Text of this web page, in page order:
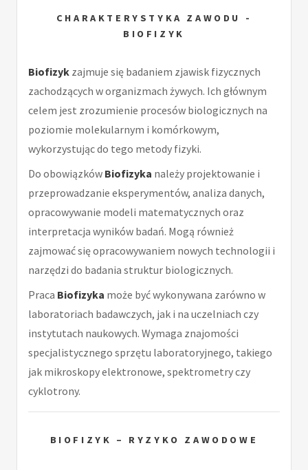
CHARAKTERYSTYKA ZAWODU -
BIOFIZYK
Biofizyk zajmuje się badaniem zjawisk fizycznych
zachodzących w organizmach żywych. Ich głównym
celem jest zrozumienie procesów biologicznych na
poziomie molekularnym i komórkowym,
wykorzystując do tego metody fizyki.
Do obowiązków Biofizyka należy projektowanie i
przeprowadzanie eksperymentów, analiza danych,
opracowywanie modeli matematycznych oraz
interpretacja wyników badań. Mogą również
zajmować się opracowywaniem nowych technologii i
narzędzi do badania struktur biologicznych.
Praca Biofizyka może być wykonywana zarówno w
laboratoriach badawczych, jak i na uczelniach czy
instytutach naukowych. Wymaga znajomości
specjalistycznego sprzętu laboratoryjnego, takiego
jak mikroskopy elektronowe, spektrometry czy
cyklotrony.
BIOFIZYK – RYZYKO ZAWODOWE